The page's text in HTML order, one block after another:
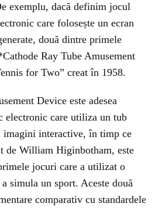
exemplu, dacă definim jocul
care folosește un ecran
două dintre primele
Ray Tube Amusement
for Two” creat în 1958.
Device este adesea
electronic care utiliza un tub
imagini interactive, în timp ce
de William Higinbotham, este
jocuri care a utilizat o
simula un sport. Aceste două
comparativ cu standardele